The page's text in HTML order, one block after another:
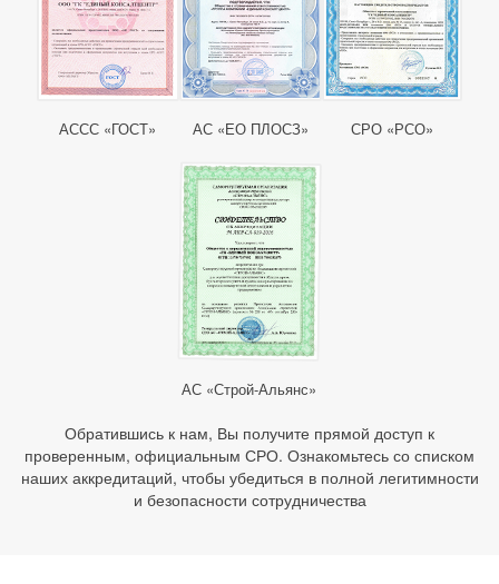
АССС «ГОСТ» АС «ЕО ПЛОСЗ» СРО «РСО»
АС «Строй-Альянс»
Обратившись к нам, Вы получите прямой доступ к
проверенным, официальным СРО. Ознакомьтесь со списком
наших аккредитаций, чтобы убедиться в полной легитимности
и безопасности сотрудничества